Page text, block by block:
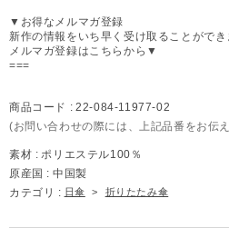
▼お得なメルマガ登録
新作の情報をいち早く受け取ることができ
メルマガ登録はこちらから▼
===
商品コード : 22-084-11977-02
(お問い合わせの際には、上記品番をお伝
素材 : ポリエステル100％
原産国 : 中国製
カテゴリ : 日傘 > 折りたたみ傘